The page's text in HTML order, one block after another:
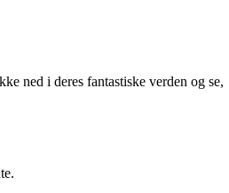
ned i deres fantastiske verden og se,